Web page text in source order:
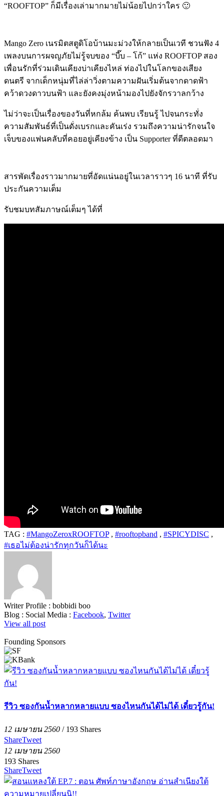
“ROOFTOP” ก็มีเรื่องเล่ามากมายไม่น้อยไปกว่าใคร 🙂
Mango Zero เนรมิตสตูดิโอบ้านมะม่วงให้กลายเป็นเวที ชวนฟัง 4
เพลงบนการผจญภัยไม่รู้จบของ “บี๊บ – โก้” แห่ง ROOFTOP สอง
เพื่อนรักที่ร่วมเดินเคียงบ่าเคียงไหล่ ท่องไปในโลกของเสียง
ดนตรี จากเด็กหนุ่มที่ไล่ล่าวิ่งตามความฝันเริ่มต้นจากดาดฟ้า
คว้าดวงดาวบนฟ้า และยังคงมุ่งหน้ามองไปยังจักรวาลกว้าง
ไม่ว่าจะเป็นเรื่องของวันที่หกล้ม ค้นพบ เรียนรู้ ไปจนกระทั่ง
ความสัมพันธ์ที่เป็นดั่งเบรกและคันเร่ง รวมถึงความน่ารักจนใจ
เจ็บของแฟนคลับที่คอยอยู่เคียงข้าง เป็น Supporterที่ดีตลอดมา
สารพัดเรื่องราวมากมายที่อัดแน่นอยู่ในเวลาราวๆ 16 นาที ที่รับ
ประกันความเต็ม
รับชมบทสัมภาษณ์เต็มๆ ได้ที่
TAG : #MangoZeroxROOFTOP, #rooftopband , #SPICYDISC ,
#เธอไม่ต้องน่ารักทุกวันก็ได้นะ
Writer Profile : bobbidi boo
Blog : Social Media : Facebook, Twitter
View all post
Founding Sponsors
รีวิว ซองกันน้ำหลากหลายแบบ ซองไหนกันได้ไม่ได้ เดี๋ยวรู้กัน!
12 เมษายน 2560 / 193 Shares
ShareTweet
12 เมษายน 2560
193 Shares
ShareTweet